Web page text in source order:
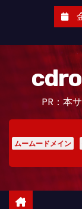
PR：本
ムームードメイン